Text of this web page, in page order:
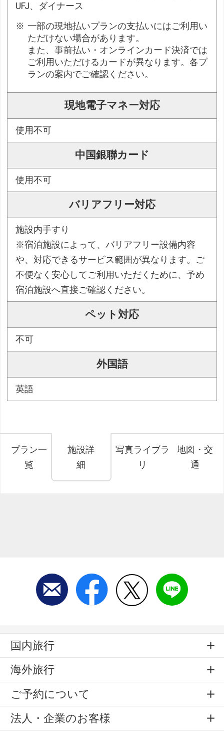
UFJ、ダイナース
一部の現地払いプランの支払いにはご利用い
ただけない場合があります。
また、事前払い・オンラインカード決済では
ご利用いただけるカードが異なります。各プ
ランの案内でご確認ください。
現地電子マネー対応
使用不可
中国銀聯カード
使用不可
バリアフリー対応
施設内手すり
※宿泊施設によって、バリアフリー設備内容
や、対応できるサービス範囲が異なります。ご
不便なく安心してご利用いただくために、予め
宿泊施設へ直接ご確認ください。
ペット対応
不可
外国語
英語
プラン一
覧
施設詳
細
写真ライブラ
リ
地図・交
通
国内旅行
海外旅行
ご予約について
法人・企業のお客様